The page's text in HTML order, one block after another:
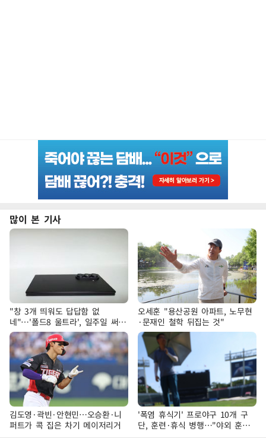
많이 본 기사
"창 3개 띄워도 답답함 없
네"…'폴드8 울트라', 일주일 써보
니
오세훈 "용산공원 아파트, 노무현
·문재인 철학 뒤집는 것"
김도영·곽빈·안현민…오승환·니
퍼트가 콕 집은 차기 메이저리거
'폭염 휴식기' 프로야구 10개 구
단, 훈련·휴식 병행…"야외 훈련
해도 안전 최우선"